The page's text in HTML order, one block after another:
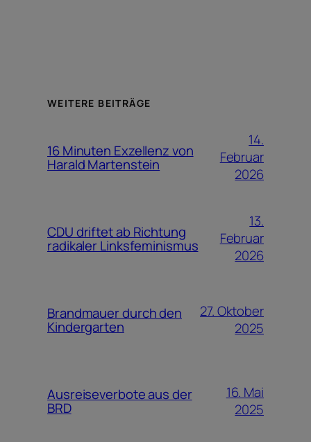
WEITERE BEITRÄGE
16 Minuten Exzellenz von
Harald Martenstein
14.
Februar
2026
CDU driftet ab Richtung
radikaler Linksfeminismus
13.
Februar
2026
Brandmauer durch den
Kindergarten
27. Oktober
2025
Ausreiseverbote aus der
BRD
16. Mai
2025